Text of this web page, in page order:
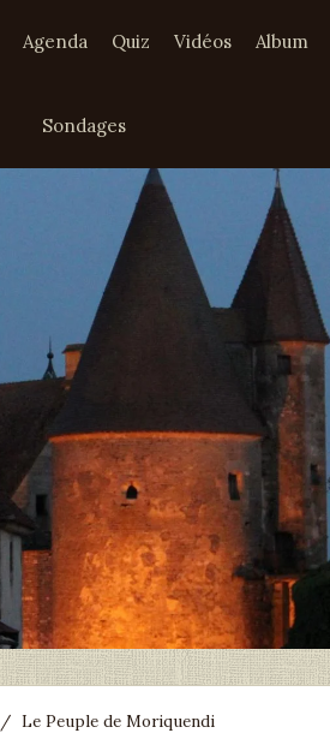
Agenda Quiz Vidéos Album
Sondages
/ Le Peuple de Moriquendi